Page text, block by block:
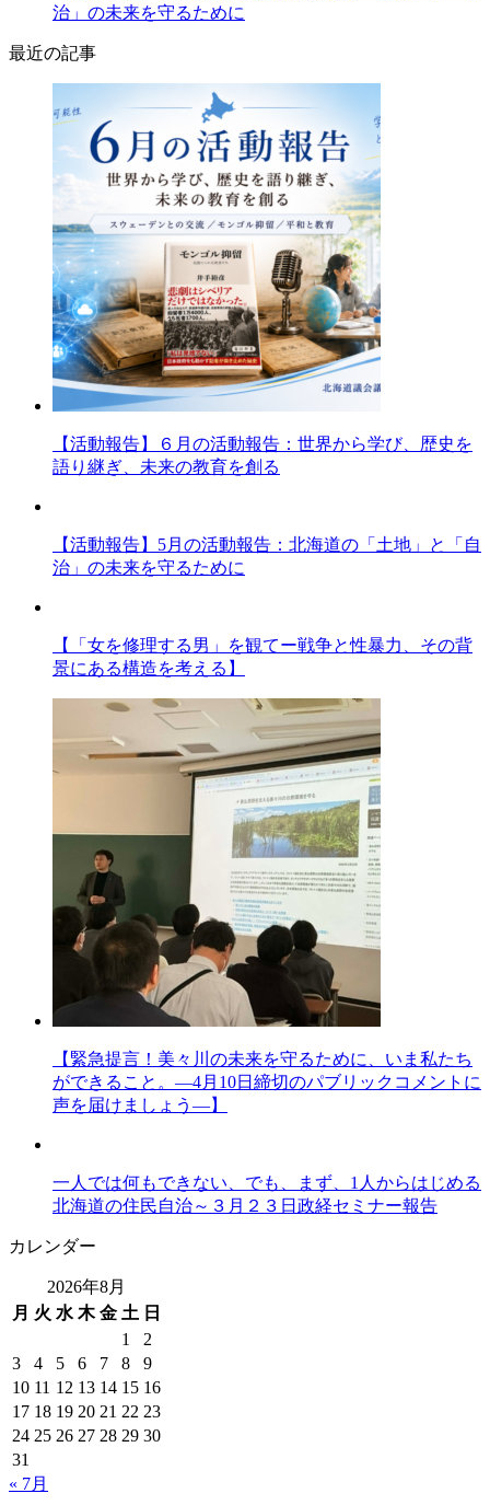
治」の未来を守るために
最近の記事
【活動報告】６月の活動報告：世界から学び、歴史を
語り継ぎ、未来の教育を創る
【活動報告】5月の活動報告：北海道の「土地」と「自
治」の未来を守るために
【「女を修理する男」を観てー戦争と性暴力、その背
景にある構造を考える】
【緊急提言！美々川の未来を守るために、いま私たち
ができること。―4月10日締切のパブリックコメントに
声を届けましょう―】
一人では何もできない、でも、まず、1人からはじめる
北海道の住民自治～３月２３日政経セミナー報告
カレンダー
2026年8月
月 火 水 木 金 土 日
1
2
3
4 5 6 7 8
9
10 11 12 13 14 15 16
17 18 19 20 21 22 23
24 25 26 27 28 29 30
31
« 7月